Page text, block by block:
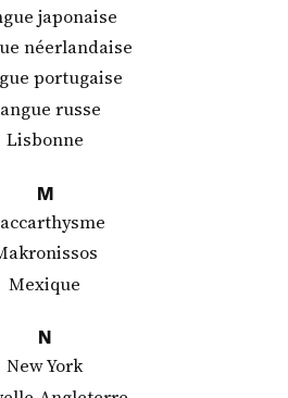
japonaise
néerlandaise
portugaise
russe
Lisbonne
M
Mexique
N
New York